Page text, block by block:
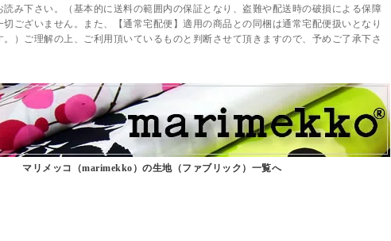
読み下さい。（基本的に送料の範囲内の保証となり、盗難や配送時の破損による保障
切ございません。また、【通常宅配便】適用の商品との同梱は通常宅配便扱いとなり
。）ご理解の上、ご利用頂いているものと判断させて頂きますので、予めご了承下さ
マリメッコ（marimekko）の生地（ファブリック）一覧へ